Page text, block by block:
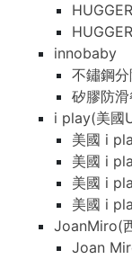
innobaby
不鏽鋼
矽膠防
i play(美國
美國 i
美國 i
美國 i
美國 i
JoanMiro(
Joan